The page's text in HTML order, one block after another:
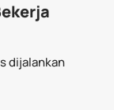
dijalankan